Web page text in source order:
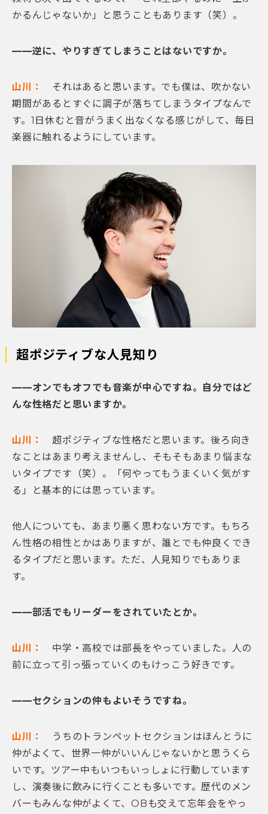
かるんじゃないか」と思うこともあります（笑）。
——逆に、やりすぎてしまうことはないですか。
山川：
それはあると思います。でも僕は、吹かない
期間があるとすぐに調子が落ちてしまうタイプなんで
す。1日休むと音がうまく出なくなる感じがして、毎日
楽器に触れるようにしています。
超ポジティブな人見知り
——オンでもオフでも音楽が中心ですね。自分ではど
んな性格だと思いますか。
山川：
超ポジティブな性格だと思います。後ろ向き
なことはあまり考えませんし、そもそもあまり悩まな
いタイプです（笑）。「何やってもうまくいく気がす
る」と基本的には思っています。
他人についても、あまり悪く思わない方です。もちろ
ん性格の相性とかはありますが、誰とでも仲良くでき
るタイプだと思います。ただ、人見知りでもありま
す。
——部活でもリーダーをされていたとか。
山川：
中学・高校では部長をやっていました。人の
前に立って引っ張っていくのもけっこう好きです。
——セクションの仲もよいそうですね。
山川：
うちのトランペットセクションはほんとうに
仲がよくて、世界一仲がいいんじゃないかと思うくら
いです。ツアー中もいつもいっしょに行動しています
し、演奏後に飲みに行くことも多いです。歴代のメン
バーもみんな仲がよくて、OBも交えて忘年会をやっ